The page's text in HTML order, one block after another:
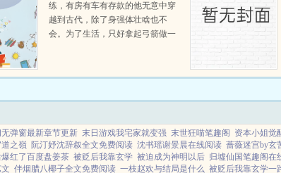
练，有房有车有存款的他无意中穿
越到古代，除了身强体壮啥也不
会。为了生活，只好拿起弓箭做一
只野兔，不会做（失望）第三天周
弹窗最新章节更新 末日游戏我宅家就变强 末世狂喵笔趣阁 资本小姐觉
之嶺 阮汀妤沈辞叙全文免费阅读 沈书瑶谢景晨在线阅读 蔷薇迷宫by玄
红了百度盘姜茶 被贬后我靠玄学 被迫成为神明以后 归墟仙国笔趣阁在
伴烟腊八椰子全文免费阅读 一枝赵欢与结局是什么 被贬后我靠玄学一